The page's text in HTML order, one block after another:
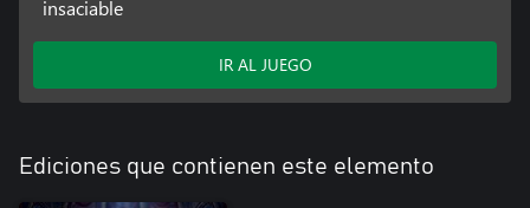
insaciable
IR AL JUEGO
Ediciones que contienen este elemento